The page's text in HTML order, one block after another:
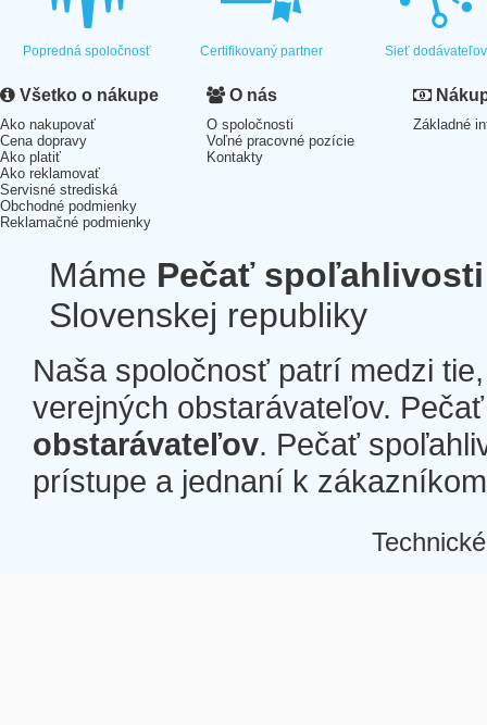
Popredná spoločnosť Certifikovaný partner Sieť dodávateľov
Všetko o nákupe
Ako nakupovať
Cena dopravy
Ako platiť
Ako reklamovať
Servisné strediská
Obchodné podmienky
Reklamačné podmienky
O nás
O spoločnosti
Voľné pracovné pozície
Kontakty
Základné
Máme Pečať spoľahlivosti
Slovenskej republiky
Naša spoločnosť patrí medzi
verejných obstarávateľov.
obstarávateľov. Pečať
prístupe a jednaní k